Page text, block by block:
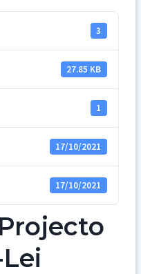
3
27.85 KB
1
17/10/2021
17/10/2021